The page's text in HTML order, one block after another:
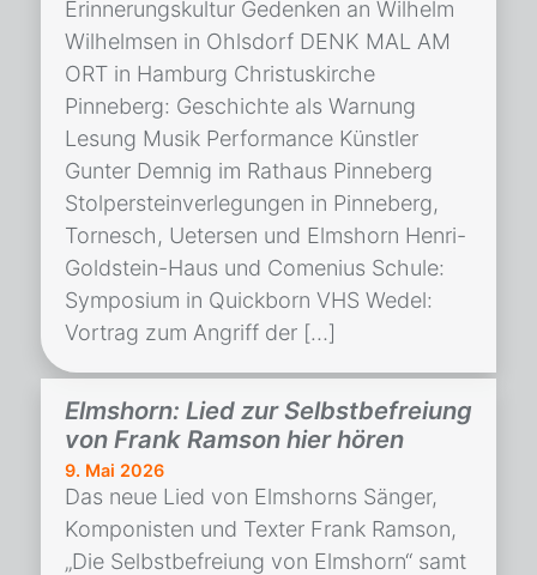
Erinnerungskultur Gedenken an Wilhelm
Wilhelmsen in Ohlsdorf DENK MAL AM
ORT in Hamburg Christuskirche
Pinneberg: Geschichte als Warnung
Lesung Musik Performance Künstler
Gunter Demnig im Rathaus Pinneberg
Stolpersteinverlegungen in Pinneberg,
Tornesch, Uetersen und Elmshorn Henri-
Goldstein-Haus und Comenius Schule:
Symposium in Quickborn VHS Wedel:
Vortrag zum Angriff der […]
Elmshorn: Lied zur Selbstbefreiung
von Frank Ramson hier hören
9. Mai 2026
Das neue Lied von Elmshorns Sänger,
Komponisten und Texter Frank Ramson,
„Die Selbstbefreiung von Elmshorn“ samt